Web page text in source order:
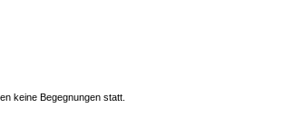
keine Begegnungen statt.